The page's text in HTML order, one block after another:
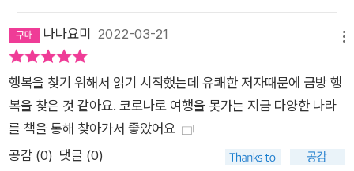
반열에 올라섰다. 2008년 출간한 책을 번역 수정과 교정 후 202
1년 한국어판 저자 서문을 추가하여 재출간했다. 아래는 한국의
독자들에게 보내는 저자 서문 중 한 대목이다. “지난 2년 동안 전
세계는 견딜 수 없는 일을 견뎌왔다. 인류는 그 어느 때보다 연결
되어 있는데, 저 비열한 코로나바이러스는 이런 상호연결을 잔인
할 만큼 효율적으로 이용해서 비행기와 크루즈선, 사랑하는 사람
의 입술에 몰래 숨어 돌아다녔다. 지구촌이 죽음의 함정이 되었
나나요미 2022-03-21
행복을 찾기 위해서 읽기 시작했는데 유쾌한 저자때문에 금방 행
복을 찾은 것 같아요. 코로나로 여행을 못가는 지금 다양한 나라
를 책을 통해 찾아가서 좋았어요
공감 (0) 댓글 (0)